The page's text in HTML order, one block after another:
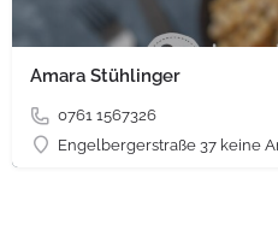
Amara Stühlinger
0761 1567326
Engelbergerstraße 37 keine